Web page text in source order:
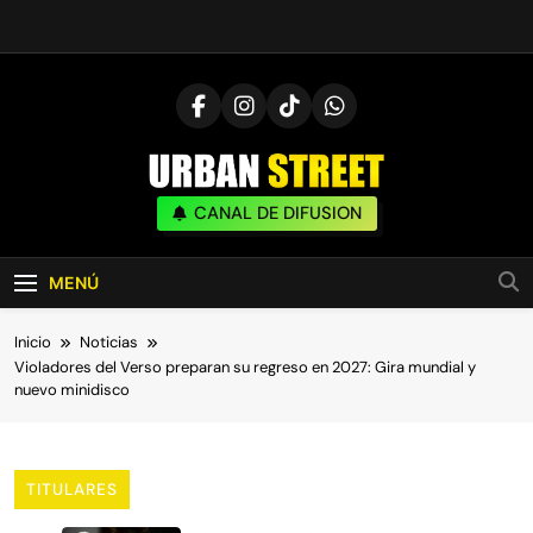
UrbanStreet
| Noticias De Freestyle, Batallas Y Cultura
Urbana
CANAL DE DIFUSION
MENÚ
Inicio
Noticias
Violadores del Verso preparan su regreso en 2027: Gira mundial y
nuevo minidisco
TITULARES